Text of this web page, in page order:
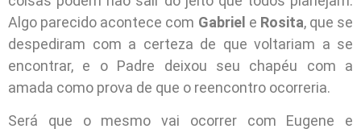
Algo parecido acontece com Gabriel e Rosita, que se
despediram com a certeza de que voltariam a se
encontrar, e o Padre deixou seu chapéu com a
amada como prova de que o reencontro ocorreria.
Será que o mesmo vai ocorrer com Eugene e